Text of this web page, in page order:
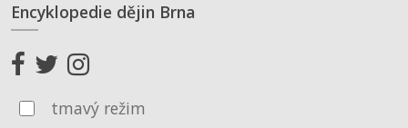
Encyklopedie dějin Brna
tmavý režim